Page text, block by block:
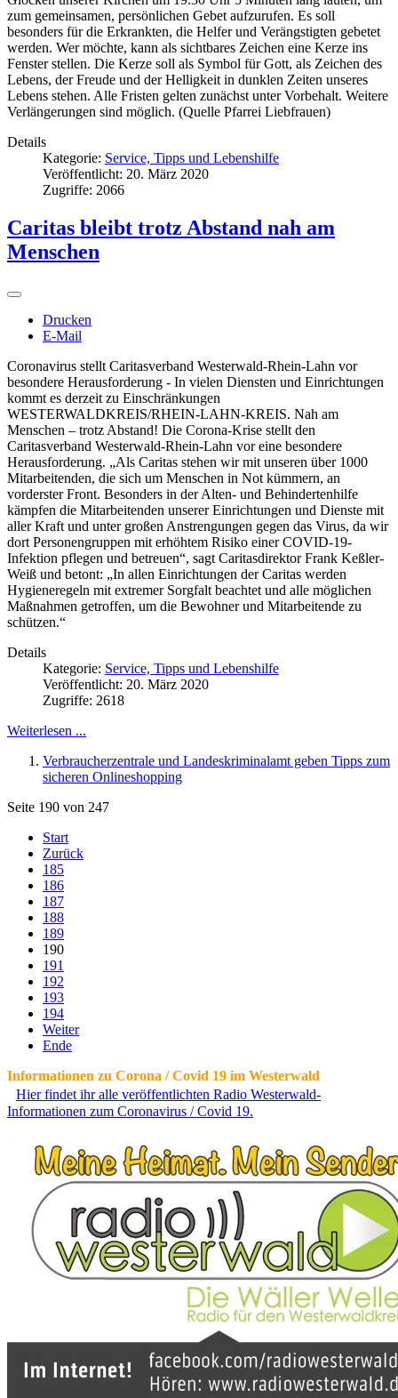
zum gemeinsamen, persönlichen Gebet aufzurufen. Es soll
besonders für die Erkrankten, die Helfer und Verängstigten gebetet
werden. Wer möchte, kann als sichtbares Zeichen eine Kerze ins
Fenster stellen. Die Kerze soll als Symbol für Gott, als Zeichen des
Lebens, der Freude und der Helligkeit in dunklen Zeiten unseres
Lebens stehen. Alle Fristen gelten zunächst unter Vorbehalt. Weitere
Verlängerungen sind möglich. (Quelle Pfarrei Liebfrauen)
Details
Kategorie: Service, Tipps und Lebenshilfe
Veröffentlicht: 20. März 2020
Zugriffe: 2066
Caritas bleibt trotz Abstand nah am
Menschen
Drucken
E-Mail
Coronavirus stellt Caritasverband Westerwald-Rhein-Lahn vor
besondere Herausforderung - In vielen Diensten und Einrichtungen
kommt es derzeit zu Einschränkungen
WESTERWALDKREIS/RHEIN-LAHN-KREIS. Nah am
Menschen – trotz Abstand! Die Corona-Krise stellt den
Caritasverband Westerwald-Rhein-Lahn vor eine besondere
Herausforderung. „Als Caritas stehen wir mit unseren über 1000
Mitarbeitenden, die sich um Menschen in Not kümmern, an
vorderster Front. Besonders in der Alten- und Behindertenhilfe
kämpfen die Mitarbeitenden unserer Einrichtungen und Dienste mit
aller Kraft und unter großen Anstrengungen gegen das Virus, da wir
dort Personengruppen mit erhöhtem Risiko einer COVID-19-
Infektion pflegen und betreuen“, sagt Caritasdirektor Frank Keßler-
Weiß und betont: „In allen Einrichtungen der Caritas werden
Hygieneregeln mit extremer Sorgfalt beachtet und alle möglichen
Maßnahmen getroffen, um die Bewohner und Mitarbeitende zu
schützen.“
Details
Kategorie: Service, Tipps und Lebenshilfe
Veröffentlicht: 20. März 2020
Zugriffe: 2618
Weiterlesen ...
Verbraucherzentrale und Landeskriminalamt geben Tipps zum
sicheren Onlineshopping
Seite 190 von 247
Start
Zurück
185
186
187
188
189
190
191
192
193
194
Weiter
Ende
Informationen zu Corona / Covid 19 im Westerwald
Hier findet ihr alle veröffentlichten Radio Westerwald-
Informationen zum Coronavirus / Covid 19.